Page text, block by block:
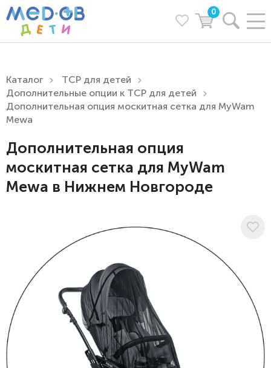
0
Каталог
ТСР для детей
Дополнительные опции к ТСР для детей
Дополнительная опция москитная сетка для MyWam
Mewa
Дополнительная опция
москитная сетка для MyWam
Mewa в Нижнем Новгороде